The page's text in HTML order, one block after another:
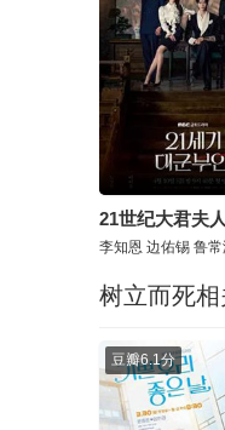
21世纪大君夫人
李知恩 边佑锡 鲁
树立而死
豆瓣6.1分